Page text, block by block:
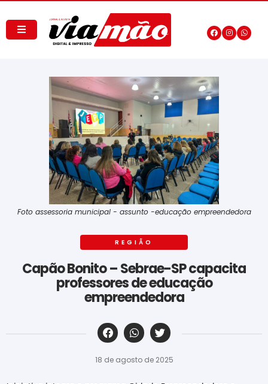
Foto assessoria municipal - assunto -educação empreendedora
REGIÃO
Capão Bonito – Sebrae-SP capacita
professores de educação
empreendedora
‎ ‎ ‎ ‎ ‎ ‎ ‎ ‎ ‎ ‎ ‎ ‎ ‎ ‎ ‎ ‎ ‎ ‎ ‎ ‎ ‎ ‎ ‎ ‎ ‎ ‎ ‎ ‎ ‎ ‎ ‎
18 de agosto de 2025